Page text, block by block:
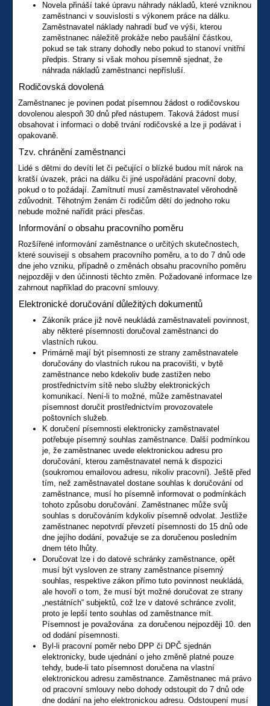
Novela přináší také úpravu náhrady nákladů, které vzniknou
zaměstnanci v souvislosti s výkonem práce na dálku.
Zaměstnavatel náklady nahradí buď ve výši, kterou
zaměstnanec náležitě prokáže nebo paušální částkou,
pokud se tak strany dohodly nebo pokud to stanoví vnitřní
předpis. Strany si však mohou písemně sjednat, že
náhrada nákladů zaměstnanci nepřísluší.
Rodičovská dovolená
Zaměstnanec je povinen podat písemnou žádost o rodičovskou
dovolenou alespoň 30 dnů před nástupem. Taková žádost musí
obsahovat i informaci o době trvání rodičovské a lze ji podávat i
opakovaně.
Tzv. chránění zaměstnanci
Lidé s dětmi do devíti let či pečující o blízké budou mít nárok na
kratší úvazek, práci na dálku či jiné uspořádání pracovní doby,
pokud o to požádají. Zamítnutí musí zaměstnavatel věrohodně
zdůvodnit. Těhotným ženám či rodičům dětí do jednoho roku
nebude možné nařídit práci přesčas.
Informování o obsahu pracovního poměru
Rozšířené informování zaměstnance o určitých skutečnostech,
které souvisejí s obsahem pracovního poměru, a to do 7 dnů ode
dne jeho vzniku, případně o změnách obsahu pracovního poměru
nejpozději v den účinnosti těchto změn. Požadované informace lze
zahrnout například do pracovní smlouvy.
Elektronické doručování důležitých dokumentů
Zákoník práce již nově neukládá zaměstnavateli povinnost,
aby některé písemnosti doručoval zaměstnanci do
vlastních rukou.
Primárně mají být písemnosti ze strany zaměstnavatele
doručovány do vlastních rukou na pracovišti, v bytě
zaměstnance nebo kdekoliv bude zastižen nebo
prostřednictvím sítě nebo služby elektronických
komunikací. Není-li to možné, může zaměstnavatel
písemnost doručit prostřednictvím provozovatele
poštovních služeb.
K doručení písemnosti elektronicky zaměstnavatel
potřebuje písemný souhlas zaměstnance. Další podmínkou
je, že zaměstnanec uvede elektronickou adresu pro
doručování, kterou zaměstnavatel nemá k dispozici
(soukromou emailovou adresu, nikoliv pracovní). Ještě před
tím, než zaměstnavatel dostane souhlas k doručování od
zaměstnance, musí ho písemně informovat o podmínkách
tohoto způsobu doručování. Zaměstnanec může svůj
souhlas s doručováním kdykoliv písemně odvolat. Jestliže
zaměstnanec nepotvrdí převzetí písemnosti do 15 dnů ode
dne jejího dodání, považuje se za doručenou posledním
dnem této lhůty.
Doručovat lze i do datové schránky zaměstnance, opět
musí být vysloven ze strany zaměstnance písemný
souhlas, respektive zákon přímo tuto povinnost neukládá,
ale hovoří o tom, že musí být možné doručovat ze strany
„nestátních“ subjektů, což lze v datové schránce zvolit,
proto je lepší tento souhlas od zaměstnance mít.
Písemnost je považována za doručenou nejpozději 10. den
od dodání písemnosti.
Byl-li pracovní poměr nebo DPP či DPČ sjednán
elektronicky, bude ujednání o jeho změně platné pouze
tehdy, bude-li tato písemnost doručena na vlastní
elektronickou adresu zaměstnance. Zaměstnanec má právo
od pracovní smlouvy nebo dohody odstoupit do 7 dnů ode
dne dodání na jeho elektronickou adresu. Odstoupení musí